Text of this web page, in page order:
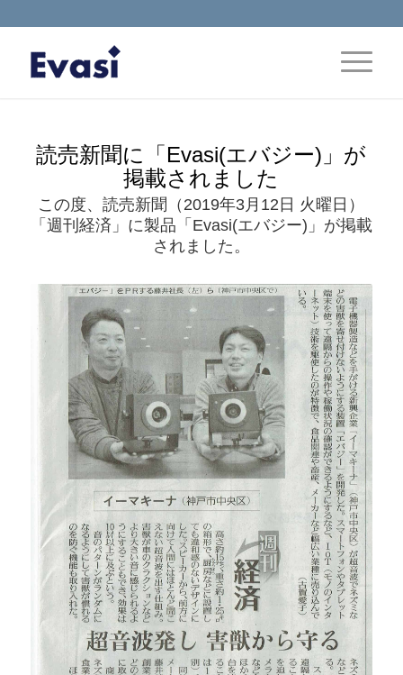
読売新聞に「Evasi(エバジー)」が
掲載されました
この度、読売新聞（2019年3月12日 火曜日）
「週刊経済」に製品「Evasi(エバジー)」が掲載
されました。